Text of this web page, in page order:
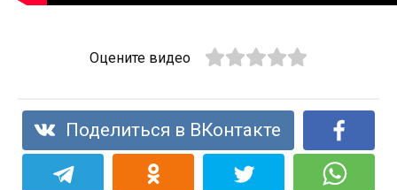
Оцените видео
Поделиться в ВКонтакте